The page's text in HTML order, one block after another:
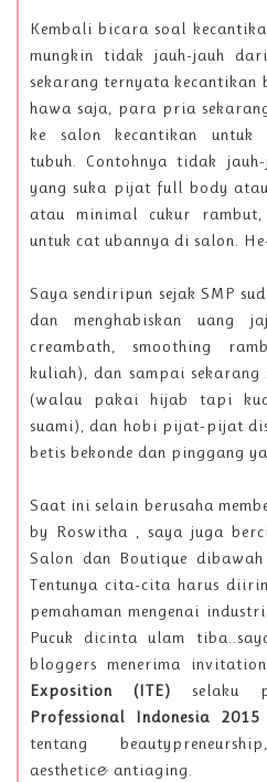
Kembali bicara soal
mungkin tidak jauh-jauh
sekarang ternyata kecantikan
hawa saja, para pria
ke salon kecantikan untuk
tubuh. Contohnya tidak
yang suka pijat full body
atau minimal cukur
untuk cat ubannya di salon.
Saya sendiripun sejak SMP
dan menghabiskan uang
creambath, smoothing
kuliah), dan sampai sekarang
(walau pakai hijab tapi
suami), dan hobi pijat-pijat
betis bekonde dan pinggang
Saat ini selain berusaha
by Roswitha , saya juga
Salon dan Boutique
Tentunya cita-cita harus
pemahaman mengenai
Pucuk dicinta ulam
bloggers menerima
Exposition (ITE)selaku
Professional Indonesia
tentang
aesthetic& antiaging.